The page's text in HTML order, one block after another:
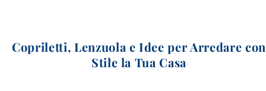
Copriletti, Lenzuola e Idee per Arredare con
Stile la Tua Casa